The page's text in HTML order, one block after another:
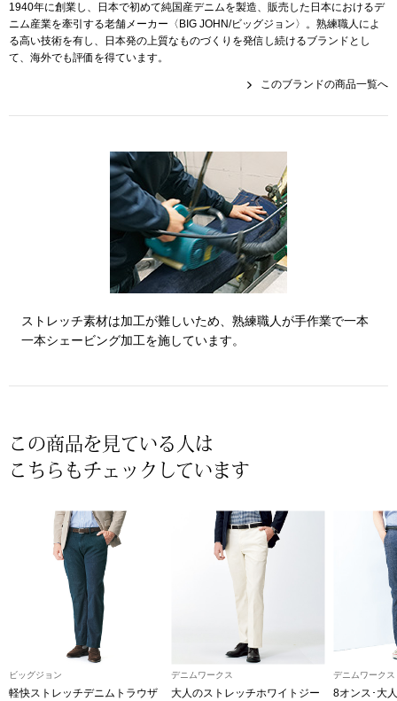
集
すべて見る
ヘンリーコッ
おすすめカタ
ブルゾン
1940年に創業し、日本で初めて純国産デニムを製造、販売した日本におけるデ
ニム産業を牽引する老舗メーカー〈BIG JOHN/ビッグジョン〉。熟練職人によ
る高い技術を有し、日本発の上質なものづくりを発信し続けるブランドとし
て、海外でも評価を得ています。
このブランドの商品一覧へ
ストレッチ素材は加工が難しいため、熟練職人が手作業で一本
一本シェービング加工を施しています。
この商品を見ている人は
こちらもチェックしています
ビッグジョン
軽快ストレッチデニムトラウザ
デニムワークス
大人のストレッチホワイトジー
デニムワークス
8オンス･大